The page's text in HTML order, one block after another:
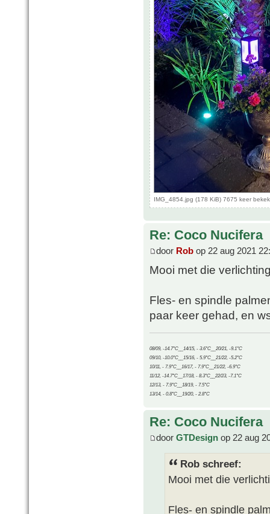
IMG_4854.jpg (178 KiB) 7675 keer
Re: Coco Nucifera
door Rob op 22 aug 2021
Mooi met die
Fles- en spindle
paar keer gehad, en
08/09, -14.7°C__14/15, - 3.6°C__20/21, -9.1°C
09/10, -10.0°C__15/16, - 5.9°C__21/22, -5.2°C
10/11, - 7.9°C__16/17, - 7.9°C__21/22, -6.9°C
11/12, -14.7°C__17/18, - 8.3°C__22/23, -7.1°C
12/13, - 7.9°C__18/19, - 7.5°C
13/14, - 0.8°C__19/20, - 2.8°C
Re: Coco Nucifera
door GTDesign op 22 aug
Rob schreef:
Mooi met die
Fles- en spindle